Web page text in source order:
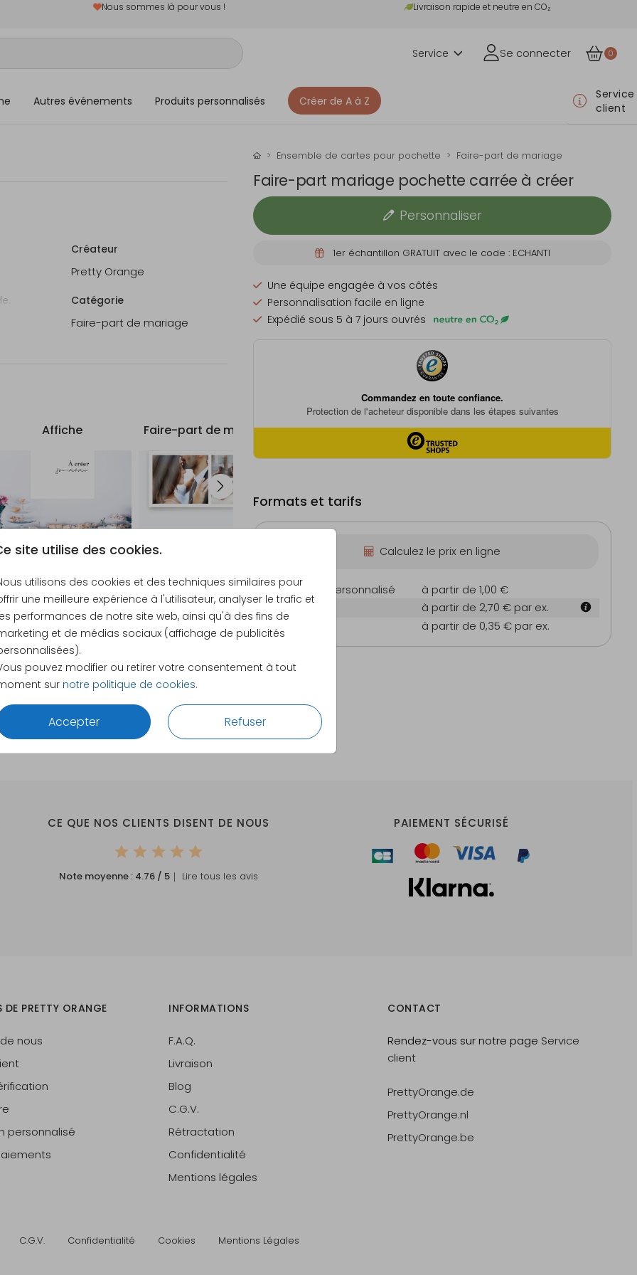
Nous sommes là pour vous ! Livraison rapide et neutre en CO₂
Service Se connecter 0
Autres événements Produits personnalisés Créer de A à Z
Service
client
site utilise des cookies.
utilisons des cookies et des techniques similaires pour
une meilleure expérience à l'utilisateur, analyser le trafic et
performances de notre site web, ainsi qu'à des fins de
et de médias sociaux (affichage de publicités
pouvez modifier ou retirer votre consentement à tout
sur notre politique de cookies.
Accepter Refuser
cm
Créateur
Pretty Orange
Catégorie
Faire-part de mariage
Affiche Faire-part de mariage Boîte à souvenirs Collerette menu Faire-
Ensemble de cartes pour pochette Faire-part de mariage
Faire-part mariage pochette carrée à créer
Personnaliser
1er échantillon GRATUIT avec le code : ECHANTI
Une équipe engagée à vos côtés
Personnalisation facile en ligne
Expédié sous 5 à 7 jours ouvrés
Formats et tarifs
Calculez le prix en ligne
Échantillon personnalisé
à partir de 1,00 €
44.1 × 21 cm
à partir de 2,70 € par ex.
Enveloppes
à partir de 0,35 € par ex.
CE QUE NOS CLIENTS DISENT DE NOUS
Note moyenne : 4.76 / 5 ｜ Lire tous les avis
PAIEMENT SÉCURISÉ
DE PRETTY ORANGE
nous
personnalisé
INFORMATIONS
F.A.Q.
Livraison
Blog
C.G.V.
Rétractation
Confidentialité
Mentions légales
CONTACT
Rendez-vous sur notre page Service
client
PrettyOrange.de
PrettyOrange.nl
PrettyOrange.be
C.G.V. Confidentialité Cookies Mentions Légales